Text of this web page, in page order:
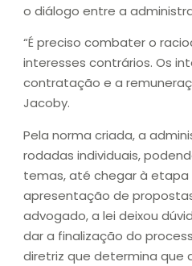
o diálogo entre a
“É preciso combater o
interesses contrários. Os
contratação e a
Jacoby.
Pela norma criada, a
rodadas individuais,
temas, até chegar à etapa
apresentação de
advogado, a lei deixou
dar a finalização do
diretriz que determina que